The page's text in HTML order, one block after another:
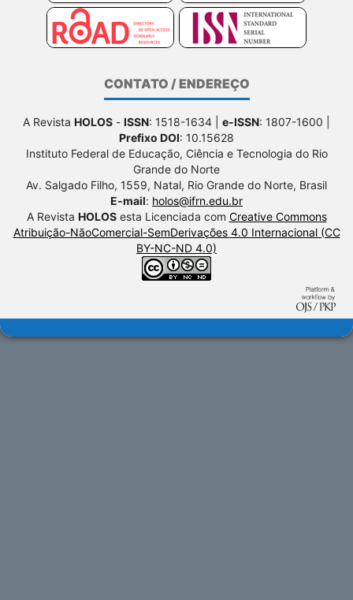
CONTATO / ENDEREÇO
A Revista HOLOS - ISSN: 1518-1634 | e-ISSN: 1807-1600 |
Prefixo DOI: 10.15628
Instituto Federal de Educação, Ciência e Tecnologia do Rio
Grande do Norte
Av. Salgado Filho, 1559, Natal, Rio Grande do Norte, Brasil
E-mail: holos@ifrn.edu.br
A Revista HOLOSesta Licenciada com Creative Commons
Atribuição-NãoComercial-SemDerivações 4.0 Internacional (CC
BY-NC-ND 4.0)